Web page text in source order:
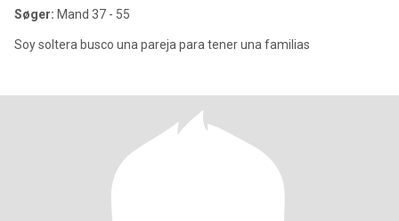
Søger: Mand 37 - 55
Soy soltera busco una pareja para tener una familias